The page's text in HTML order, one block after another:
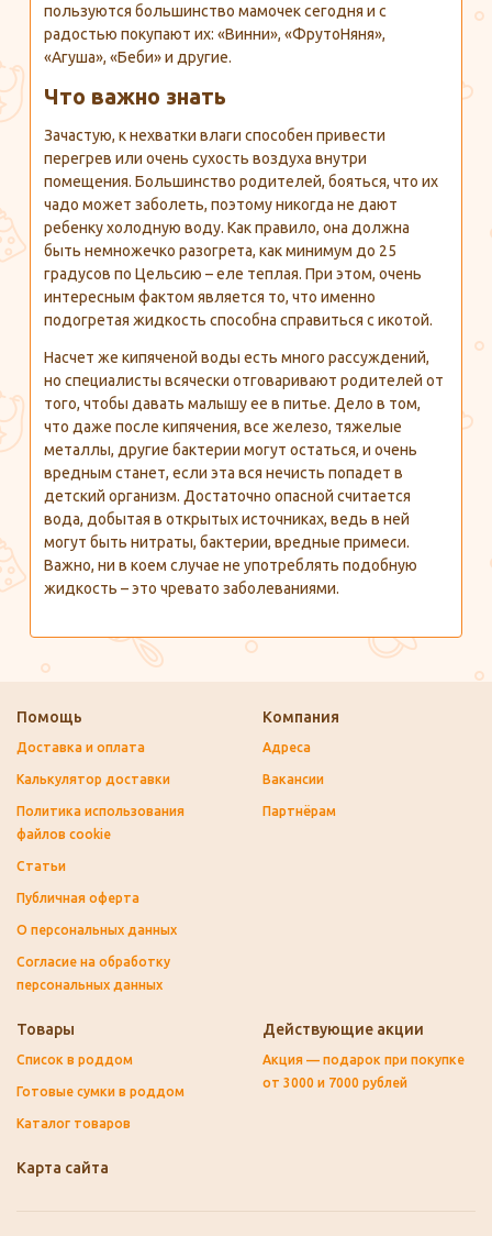
пользуются большинство мамочек сегодня и с
радостью покупают их: «Винни», «ФрутоНяня»,
«Агуша», «Беби» и другие.
Что важно знать
Зачастую, к нехватки влаги способен привести
перегрев или очень сухость воздуха внутри
помещения. Большинство родителей, бояться, что их
чадо может заболеть, поэтому никогда не дают
ребенку холодную воду. Как правило, она должна
быть немножечко разогрета, как минимум до 25
градусов по Цельсию – еле теплая. При этом, очень
интересным фактом является то, что именно
подогретая жидкость способна справиться с икотой.
Насчет же кипяченой воды есть много рассуждений,
но специалисты всячески отговаривают родителей от
того, чтобы давать малышу ее в питье. Дело в том,
что даже после кипячения, все железо, тяжелые
металлы, другие бактерии могут остаться, и очень
вредным станет, если эта вся нечисть попадет в
детский организм. Достаточно опасной считается
вода, добытая в открытых источниках, ведь в ней
могут быть нитраты, бактерии, вредные примеси.
Важно, ни в коем случае не употреблять подобную
жидкость – это чревато заболеваниями.
Помощь
Доставка и оплата
Калькулятор доставки
Политика использования
файлов cookie
Статьи
Публичная оферта
О персональных данных
Согласие на обработку
персональных данных
Компания
Адреса
Вакансии
Партнёрам
Товары
Список в роддом
Готовые сумки в роддом
Каталог товаров
Действующие акции
Акция — подарок при покупке
от 3000 и 7000 рублей
Карта сайта